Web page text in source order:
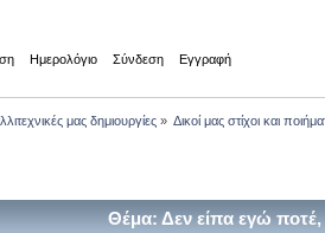
Ημερολόγιο Σύνδεση Εγγραφή
μας δημιουργίες» Δικοί μας στίχοι και
Θέμα: Δεν είπα εγώ